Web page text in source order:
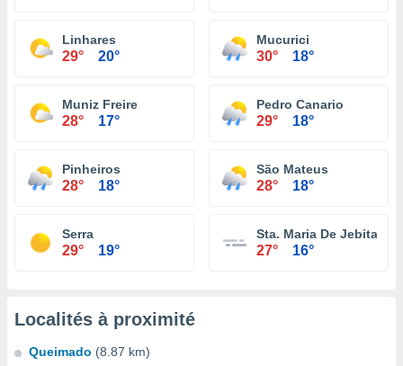
Linhares
29° 20°
Mucurici
30° 18°
Muniz Freire
28° 17°
Pedro Canario
29° 18°
Pinheiros
28° 18°
São Mateus
28° 18°
Serra
29° 19°
Sta. Maria De Jebita
27° 16°
Localités à proximité
Queimado (8.87 km)